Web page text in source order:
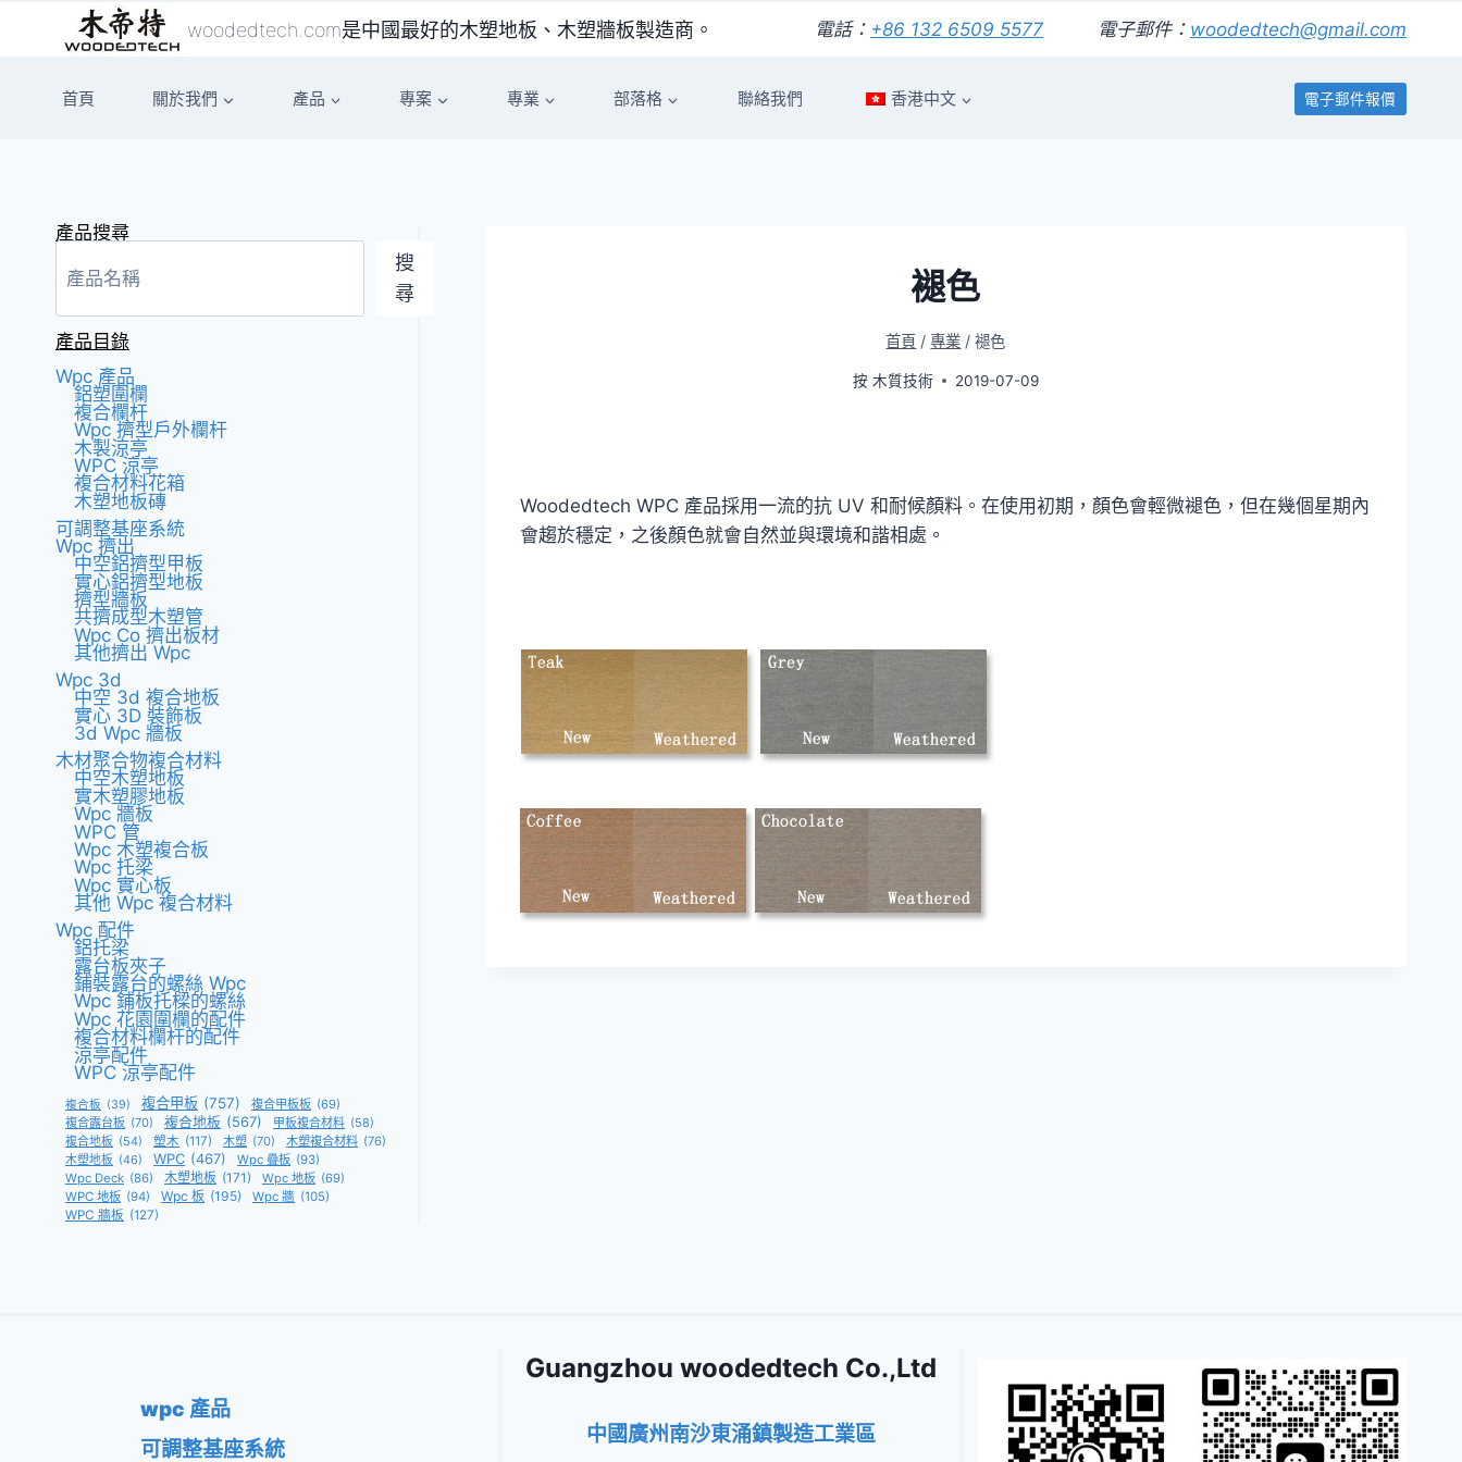
woodedtech.com是中國最好的木塑地板、木塑牆板製造商。 電話： +86 132 6509 5577 電子郵件： woodedtech@gmail.com
首頁 關於我們 產品 專案 專業 部落格 聯絡我們 香港中文 電子郵件報價
褪色
首頁 / 專業 / 褪色
按 木質技術 2019-07-09
Woodedtech WPC 產品採用一流的抗 UV 和耐候顏料。在使用初期，顏色會輕微褪色，但在幾個星期內
會趨於穩定，之後顏色就會自然並與環境和諧相處。
產品搜尋
搜
尋
產品目錄
Wpc 產品
鋁塑圍欄
複合欄杆
Wpc 擠型戶外欄杆
木製涼亭
WPC 涼亭
複合材料花箱
木塑地板磚
可調整基座系統
Wpc 擠出
中空鋁擠型甲板
實心鋁擠型地板
擠型牆板
共擠成型木塑管
Wpc Co 擠出板材
其他擠出 Wpc
Wpc 3d
中空 3d 複合地板
實心 3D 裝飾板
3d Wpc 牆板
木材聚合物複合材料
中空木塑地板
實木塑膠地板
Wpc 牆板
WPC 管
Wpc 木塑複合板
Wpc 托梁
Wpc 實心板
其他 Wpc 複合材料
Wpc 配件
鋁托梁
露台板夾子
鋪裝露台的螺絲 Wpc
Wpc 鋪板托樑的螺絲
Wpc 花園圍欄的配件
複合材料欄杆的配件
涼亭配件
WPC 涼亭配件
複合板 (39) 複合甲板 (757) 複合甲板板 (69)
複合露台板 (70) 複合地板 (567) 甲板複合材料 (58)
複合地板 (54) 塑木 (117) 木塑 (70) 木塑複合材料 (76)
木塑地板 (46) WPC (467) Wpc 疊板 (93)
Wpc Deck (86) 木塑地板 (171) Wpc 地板 (69)
WPC 地板 (94) Wpc 板 (195) Wpc 牆 (105)
WPC 牆板 (127)
wpc 產品
可調整基座系統
Guangzhou woodedtech Co.,Ltd
中國廣州南沙東涌鎮製造工業區